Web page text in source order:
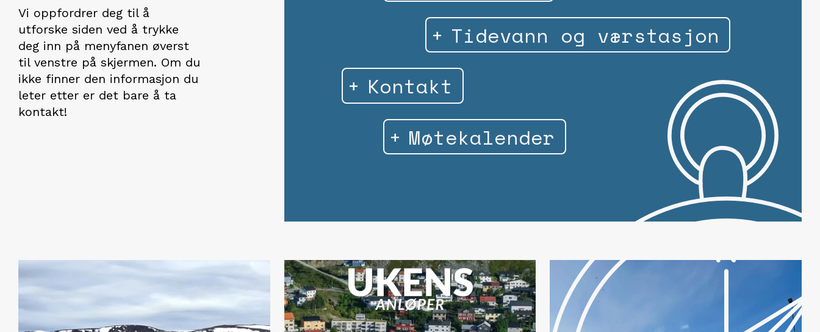
Vi oppfordrer deg til å
utforske siden ved å trykke
deg inn på menyfanen øverst
til venstre på skjermen. Om du
ikke finner den informasjon du
leter etter er det bare å ta
kontakt!
Tidevann og værstasjon
Kontakt
Møtekalender
9 0